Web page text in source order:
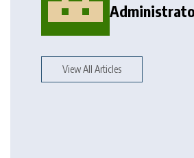
View All Articles